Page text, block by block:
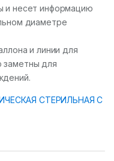
и несет информацию
диаметре
и линии для
заметны для
СТЕРИЛЬНАЯ С